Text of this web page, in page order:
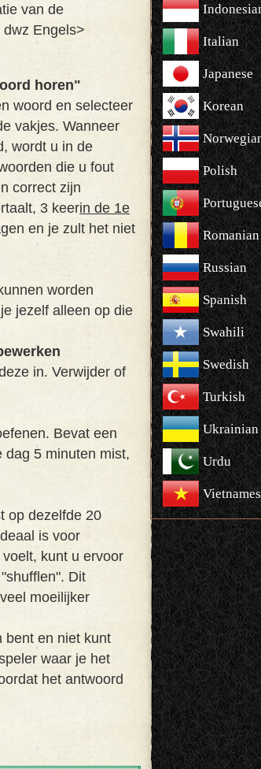
van de
Engels>
horen"
woord en selecteer
vakjes. Wanneer
wordt u in de
die u fout
correct zijn
3 keerin de 1e
en je zult het niet
worden
jezelf alleen op die
in. Verwijder of
Bevat een
dag 5 minuten mist,
op dezelfde 20
is voor
kunt u ervoor
Dit
moeilijker
bent en niet kunt
waar je het
het antwoord
Italian
Japanese
Korean
Polish
Romanian
Russian
Spanish
Swahili
Swedish
Turkish
Ukrainian
Urdu